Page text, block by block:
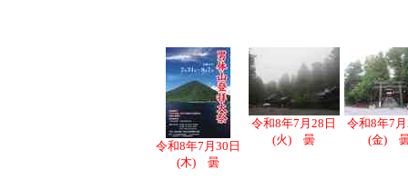
令和8年7月30日
(木) 曇
令和8年7月28日
(火) 曇
令和8年7
(金)